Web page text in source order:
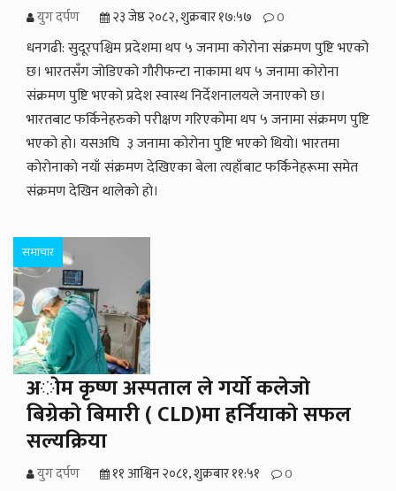
युग दर्पण २३ जेष्ठ २०८२, शुक्रबार १७:५७ 0
धनगढी: सुदूरपश्चिम प्रदेशमा थप ५ जनामा काेराेना संक्रमण पुष्टि भएको
छ। भारतसँग जाेडिएकाे गाैरीफन्टा नाकामा थप ५ जनामा काेराेना
संक्रमण पुष्टि भएकाे प्रदेश स्वास्थ निर्देशनालयले जनाएको छ।
भारतबाट फर्किनेहरुको परीक्षण गरिएकोमा थप ५ जनामा संक्रमण पुष्टि
भएको हाे। यसअघि ३ जनामा कोरोना पुष्टि भएकाे थियो। भारतमा
काेराेनाकाे नयाँ संक्रमण देखिएका बेला त्यहाँबाट फर्किनेहरूमा समेत
संक्रमण देखिन थालेकाे हाे।
समाचार
अाेम कृष्ण अस्पताल ले गर्याे कलेजाे
बिग्रेको बिमारी ( CLD)मा हर्नियाकाे सफल
सल्यक्रिया
युग दर्पण ११ आश्विन २०८१, शुक्रबार ११:५१ 0